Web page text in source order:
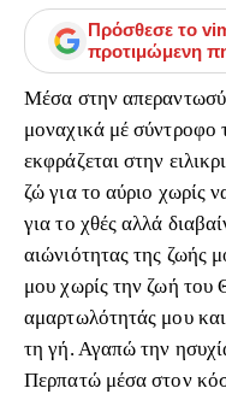
Πρόσθεσε το
προτιμώμενη
Μέσα στην
μοναχικά μέ
εκφράζεται στην
ζώ για το αύριο χωρίς
για το χθές αλλά
αιώνιότητας της ζωής
μου χωρίς την ζωή του
αμαρτωλότητάς μου
τη γή. Αγαπώ την
Περπατώ μέσα στον